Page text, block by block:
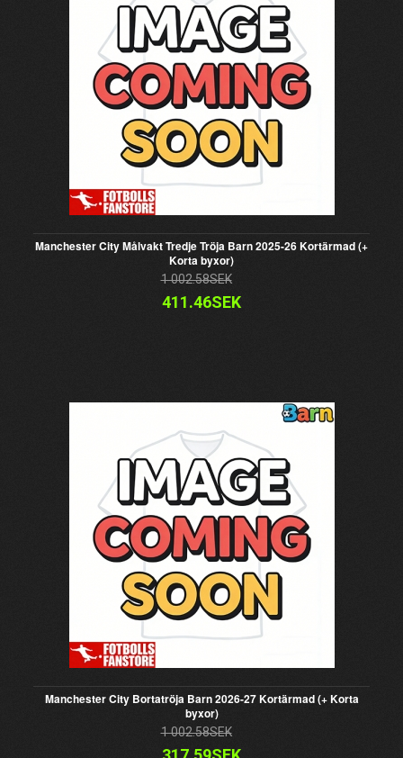
Manchester City Målvakt Tredje Tröja Barn 2025-26 Kortärmad (+
Korta byxor)
1 002.58SEK
411.46SEK
Manchester City Bortatröja Barn 2026-27 Kortärmad (+ Korta
byxor)
1 002.58SEK